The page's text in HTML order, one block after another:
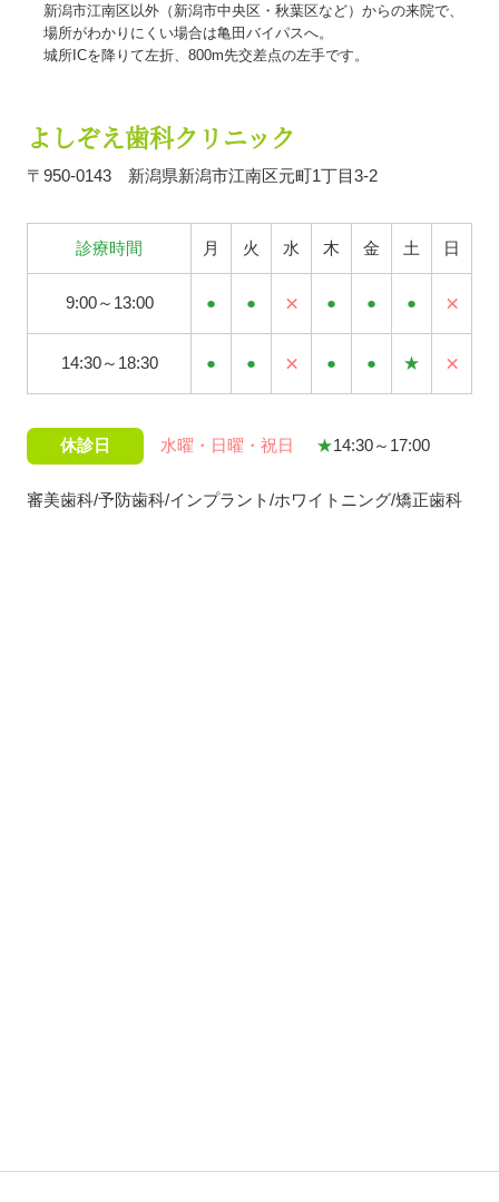
新潟市江南区以外（新潟市中央区・秋葉区など）からの来院で、
場所がわかりにくい場合は亀田バイパスへ。
城所ICを降りて左折、800m先交差点の左手です。
よしぞえ歯科クリニック
〒950-0143 新潟県新潟市江南区元町1丁目3-2
診療時間 月 火 水 木 金 土 日
9:00～13:00 ● ● × ● ● ● ×
14:30～18:30 ● ● × ● ● ★ ×
休診日 水曜・日曜・祝日 ★14:30～17:00
審美歯科/予防歯科/インプラント/ホワイトニング/矯正歯科